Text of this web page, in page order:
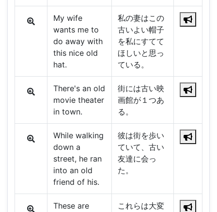
My wife
wants me to
do away with
this nice old
hat.
私の妻はこの
古いよい帽子
を私にすてて
ほしいと思っ
ている。
There's an old
movie theater
in town.
街には古い映
画館が１つあ
る。
While walking
down a
street, he ran
into an old
friend of his.
彼は街を歩い
ていて、古い
友達に会っ
た。
These are
これらは大変